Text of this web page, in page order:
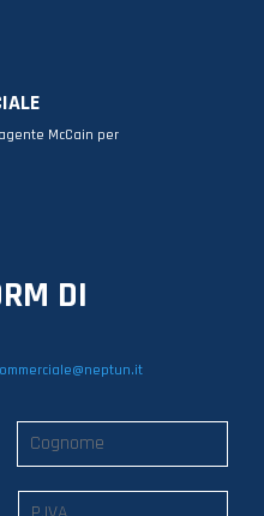
McCain per
DI